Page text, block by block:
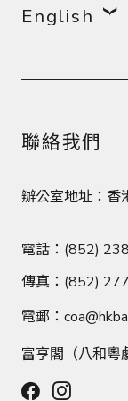
English
聯絡我們
辦公室地址：香
電話：(852)
傳真：(852)
電郵：
富亨閣（八和粵